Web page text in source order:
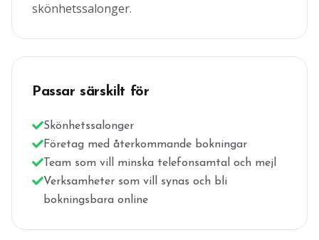
skönhetssalonger.
Passar särskilt för
Skönhetssalonger
Företag med återkommande bokningar
Team som vill minska telefonsamtal och mejl
Verksamheter som vill synas och bli
bokningsbara online